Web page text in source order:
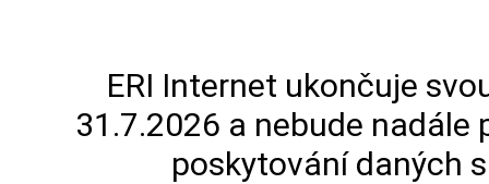
ERI Internet ukončuje
31.7.2026 a nebude nadále
poskytování daných